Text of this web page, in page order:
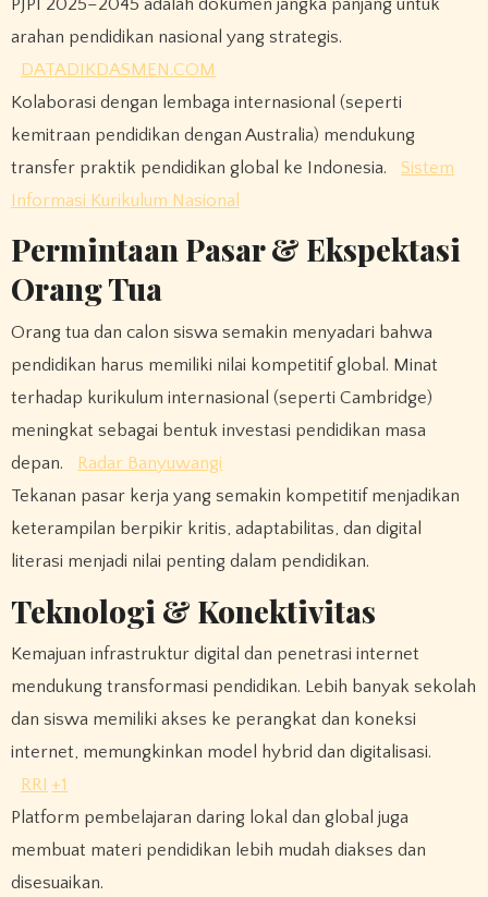
PJPI 2025–2045 adalah dokumen jangka panjang untuk
arahan pendidikan nasional yang strategis.
DATADIKDASMEN.COM
Kolaborasi dengan lembaga internasional (seperti
kemitraan pendidikan dengan Australia) mendukung
transfer praktik pendidikan global ke Indonesia.
Sistem
Informasi Kurikulum Nasional
Permintaan Pasar & Ekspektasi
Orang Tua
Orang tua dan calon siswa semakin menyadari bahwa
pendidikan harus memiliki nilai kompetitif global. Minat
terhadap kurikulum internasional (seperti Cambridge)
meningkat sebagai bentuk investasi pendidikan masa
depan.
Radar Banyuwangi
Tekanan pasar kerja yang semakin kompetitif menjadikan
keterampilan berpikir kritis, adaptabilitas, dan digital
literasi menjadi nilai penting dalam pendidikan.
Teknologi & Konektivitas
Kemajuan infrastruktur digital dan penetrasi internet
mendukung transformasi pendidikan. Lebih banyak sekolah
dan siswa memiliki akses ke perangkat dan koneksi
internet, memungkinkan model hybrid dan digitalisasi.
RRI +1
Platform pembelajaran daring lokal dan global juga
membuat materi pendidikan lebih mudah diakses dan
disesuaikan.